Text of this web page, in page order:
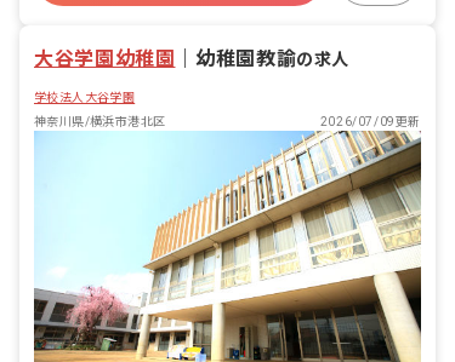
もあり）。 ※20代～50代が活躍中で
の持ち場で質の高い指導を目指します。
様と一緒にすこやかな心と体の成長を育
み、見守りながら支援していきます。
大谷学園幼稚園 ｜幼稚園教諭の求人
学校法人大谷学園
神奈川県/横浜市港北区
2026/07/09更新